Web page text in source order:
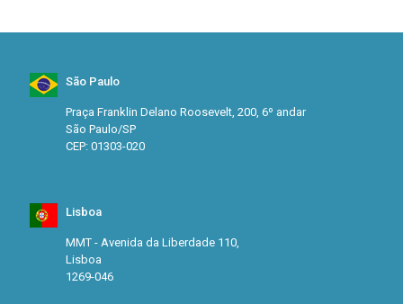
São Paulo
Praça Franklin Delano Roosevelt, 200, 6º andar
São Paulo/SP
CEP: 01303-020
Lisboa
MMT - Avenida da Liberdade 110,
Lisboa
1269-046